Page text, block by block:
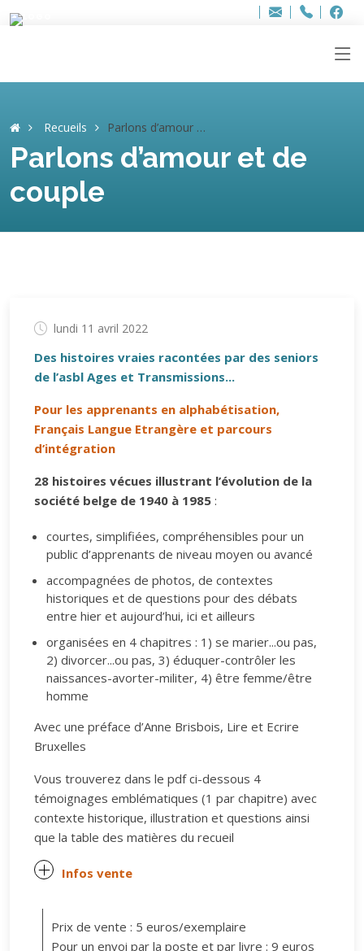
Adresse
info..hâthe..
Tel.
Tel.
Recueils Parlons d’amour et de couple
Parlons d’amour et de
couple
lundi 11 avril 2022
Des histoires vraies racontées par des seniors
de l’asbl Ages et Transmissions...
Pour les apprenants en alphabétisation,
Français Langue Etrangère et parcours
d’intégration
28 histoires vécues illustrant l’évolution de la
société belge de 1940 à 1985 :
courtes, simplifiées, compréhensibles pour un
public d’apprenants de niveau moyen ou avancé
accompagnées de photos, de contextes
historiques et de questions pour des débats
entre hier et aujourd’hui, ici et ailleurs
organisées en 4 chapitres : 1) se marier...ou pas,
2) divorcer...ou pas, 3) éduquer-contrôler les
naissances-avorter-militer, 4) être femme/être
homme
Avec une préface d’Anne Brisbois, Lire et Ecrire
Bruxelles
Vous trouverez dans le pdf ci-dessous 4
témoignages emblématiques (1 par chapitre) avec
contexte historique, illustration et questions ainsi
que la table des matières du recueil
Infos vente
Prix de vente : 5 euros/exemplaire
Pour un envoi par la poste et par livre : 9 euros